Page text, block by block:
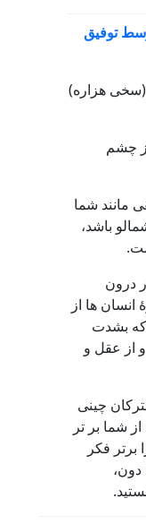
توفیق
(سخی هزاره)
چشم
مانند شما
باشد،
درون
ها از
که بشدت
از عقل و
چینی
شما بر تر
برتر فکر
دون،